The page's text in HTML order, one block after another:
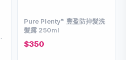
Pure Plenty™ 豐盈防掉髮洗
髮露 250ml
$350